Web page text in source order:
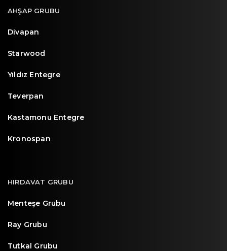
AHŞAP GRUBU
Divapan
Starwood
Yıldız Entegre
Teverpan
Kastamonu Entegre
Kronospan
HIRDAVAT GRUBU
Menteşe Grubu
Ray Grubu
Tutkal Grubu